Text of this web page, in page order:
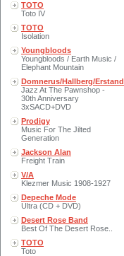
TOTO
Toto IV
TOTO
Isolation
Youngbloods
Youngbloods / Earth Music /
Elephant Mountain
Domnerus/Hallberg/Erstand
Jazz At The Pawnshop -
30th Anniversary
3xSACD+DVD
Prodigy
Music For The Jilted
Generation
Jackson Alan
Freight Train
V/A
Klezmer Music 1908-1927
Depeche Mode
Ultra (CD + DVD)
Desert Rose Band
Best Of The Desert Rose..
TOTO
Toto